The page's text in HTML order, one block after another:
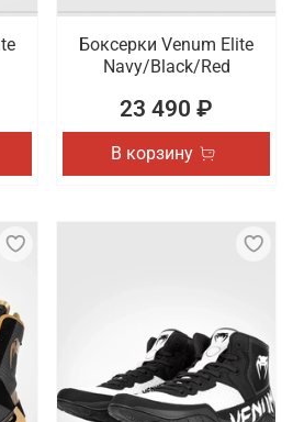
Боксерки Venum Elite
Navy/Black/Red
23 490 ₽
В корзину